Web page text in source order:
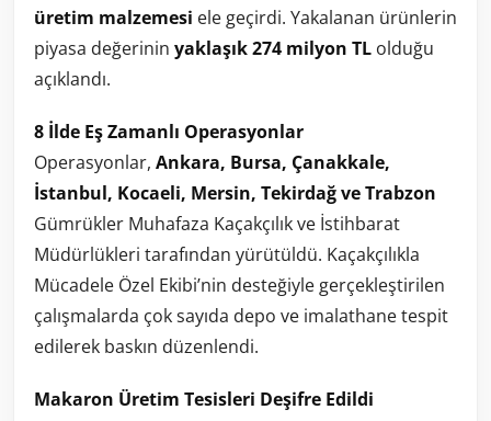
üretim malzemesi ele geçirdi. Yakalanan ürünlerin
piyasa değerinin yaklaşık 274 milyon TL olduğu
açıklandı.
8 İlde Eş Zamanlı Operasyonlar
Operasyonlar, Ankara, Bursa, Çanakkale,
İstanbul, Kocaeli, Mersin, Tekirdağ ve Trabzon
Gümrükler Muhafaza Kaçakçılık ve İstihbarat
Müdürlükleri tarafından yürütüldü. Kaçakçılıkla
Mücadele Özel Ekibi’nin desteğiyle gerçekleştirilen
çalışmalarda çok sayıda depo ve imalathane tespit
edilerek baskın düzenlendi.
Makaron Üretim Tesisleri Deşifre Edildi